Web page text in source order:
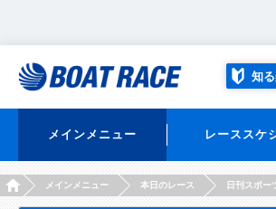
知
メインメニュー レーススケ
HOMEメインメニュー 本日のレース 日刊スポ